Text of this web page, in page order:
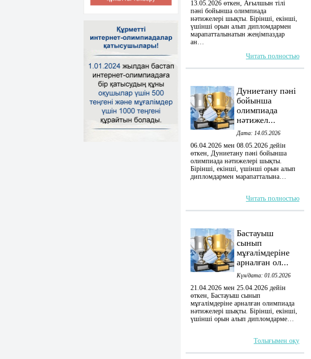
13.05.2026 өткен, Ағылшын тілі
пәні бойынша олимпиада
нәтижелері шықты. Бірінші, екінші,
үшінші орын алып дипломдармен
марапатталынатын жеңімпаздар
ан…
Читать полностью
Дуниетану пәні
бойынша
олимпиада
нәтижел...
Дата: 14.05.2026
06.04.2026 мен 08.05.2026 дейін
өткен, Дуниетану пәні бойынша
олимпиада нәтижелері шықты.
Бірінші, екінші, үшінші орын алып
дипломдармен марапатталына…
Читать полностью
Бастауыш
сынып
мұғалімдеріне
арналған ол...
Күн/дата: 01.05.2026
21.04.2026 мен 25.04.2026 дейін
өткен, Бастауыш сынып
мұғалімдеріне арналған олимпиада
нәтижелері шықты. Бірінші, екінші,
үшінші орын алып дипломдарме…
Толығымен оқу